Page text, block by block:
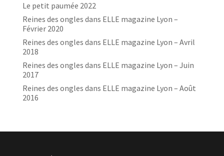
Le petit paumée 2022
Reines des ongles dans ELLE magazine Lyon –
Février 2020
Reines des ongles dans ELLE magazine Lyon – Avril
2018
Reines des ongles dans ELLE magazine Lyon – Juin
2017
Reines des ongles dans ELLE magazine Lyon – Août
2016